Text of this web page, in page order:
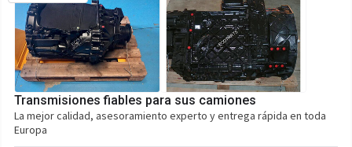
Transmisiones fiables para sus camiones
La mejor calidad, asesoramiento experto y entrega rápida en toda
Europa